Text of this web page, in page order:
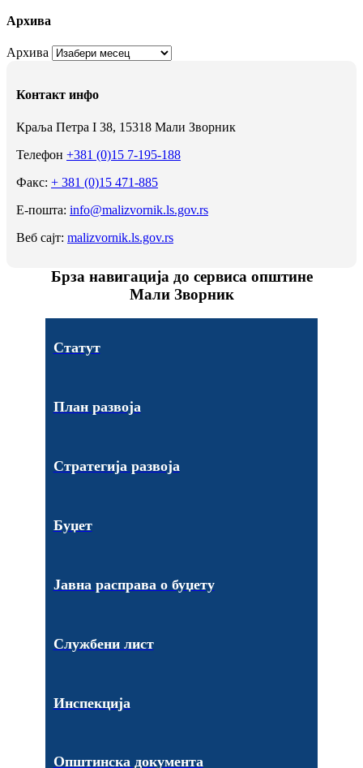
Архива
Архива
Контакт инфо
Краља Петра I 38, 15318 Мали Зворник
Телефон +381 (0)15 7-195-188
Факс: + 381 (0)15 471-885
Е-пошта: info@malizvornik.ls.gov.rs
Веб сајт: malizvornik.ls.gov.rs
Брза навигација до сервиса општине
Мали Зворник
Статут
План развоја
Стратегија развоја
Буџет
Јавна расправа о буџету
Службени лист
Инспекција
Општинска документа